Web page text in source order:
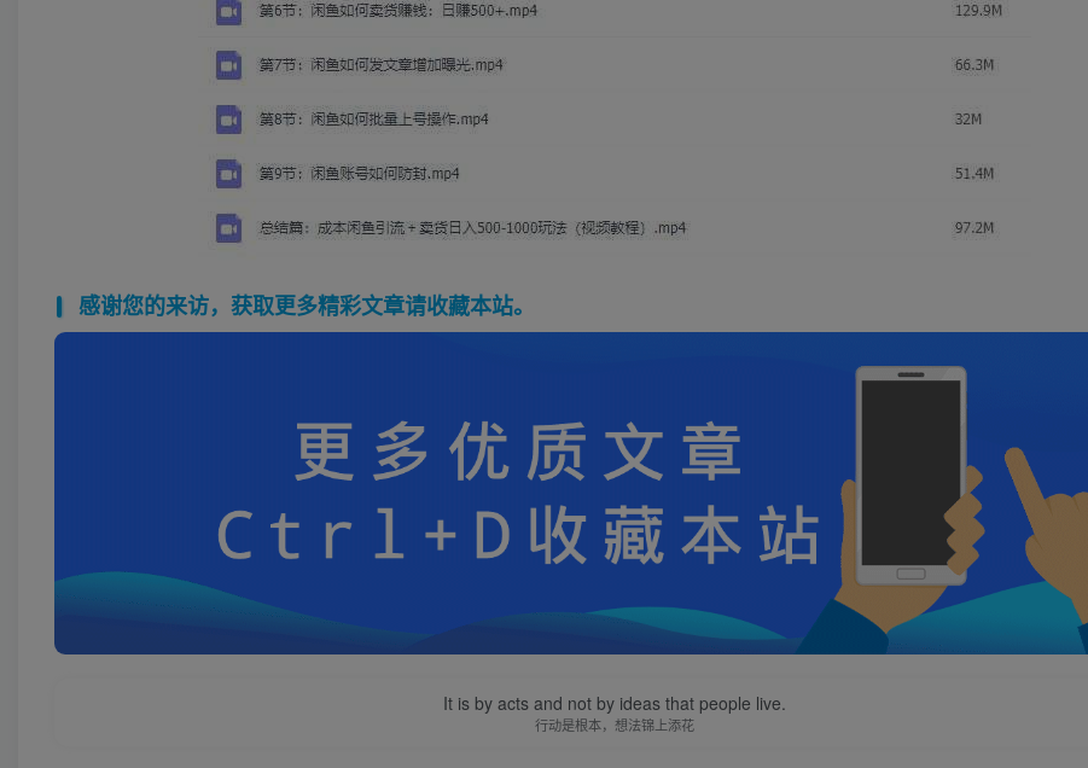
感谢您的来访，获取更多精彩文章请收藏本站。
It is by acts and not by ideas that people live.
行动是根本，想法锦上添花